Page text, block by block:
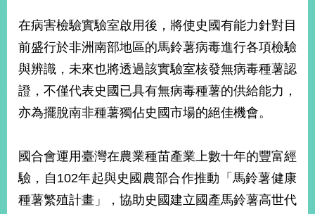
在病害檢驗實驗室啟用後，將使史國有能力針對目
前盛行於非洲南部地區的馬鈴薯病毒進行各項檢驗
與辨識，未來也將透過該實驗室核發無病毒種薯認
證，不僅代表史國已具有無病毒種薯的供給能力，
亦為擺脫南非種薯獨佔史國市場的絕佳機會。
國合會運用臺灣在農業種苗產業上數十年的豐富經
驗，自102年起與史國農部合作推動「馬鈴薯健康
種薯繁殖計畫」，協助史國建立國產馬鈴薯高世代